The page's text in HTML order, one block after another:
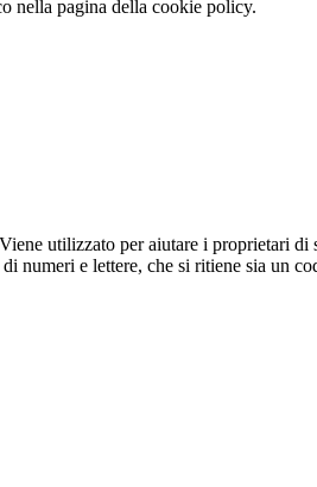
nella pagina della cookie policy.
utilizzato per aiutare i proprietari
numeri e lettere, che si ritiene sia un